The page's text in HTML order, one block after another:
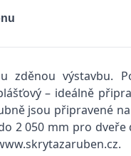
výstavbu.
– ideálně
jsou připravené
2 050 mm pro